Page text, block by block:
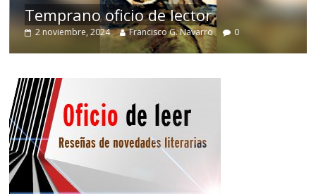
Temprano oficio de lector
2 noviembre, 2024 Francisco G. Navarro 0